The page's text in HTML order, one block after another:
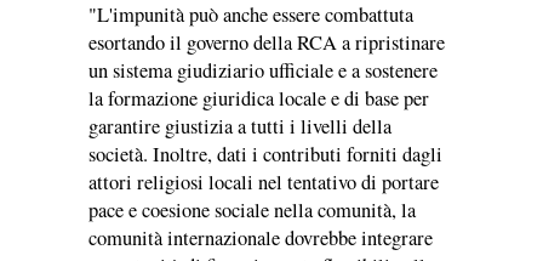
"L'impunità può anche essere combattuta
esortando il governo della RCA a ripristinare
un sistema giudiziario ufficiale e a sostenere
la formazione giuridica locale e di base per
garantire giustizia a tutti i livelli della
società. Inoltre, dati i contributi forniti dagli
attori religiosi locali nel tentativo di portare
pace e coesione sociale nella comunità, la
comunità internazionale dovrebbe integrare